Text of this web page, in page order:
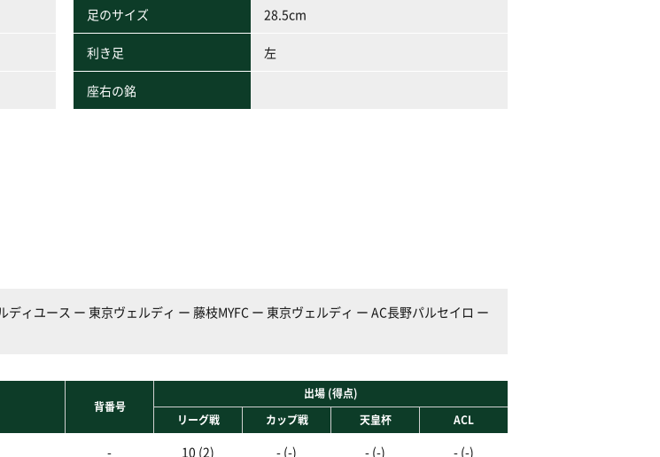
足のサイズ 28.5cm
利き足 左
座右の銘
ィユース ー 東京ヴェルディ ー 藤枝MYFC ー 東京ヴェルディ ー AC長野パルセイロ ー
背番号
出場 (得点)
リーグ戦
カップ戦 天皇杯 ACL
- 10 (2) - (-) - (-) - (-)